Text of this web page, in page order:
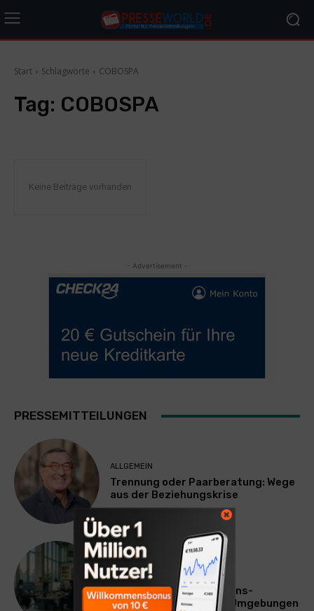
Start Schlagworte COBOSPA
Tag: COBOSPA
Keine Beiträge vorhanden
- Advertisement -
PRESSEMITTEILUNGEN
ALLGEMEIN
Trennung oder Paarberatung: Wege
aus der Beziehungskrise
TECHNIK
SourcingBlox startet
CentaurNexus: Operations-
Plattform für Zscaler-Umgebungen